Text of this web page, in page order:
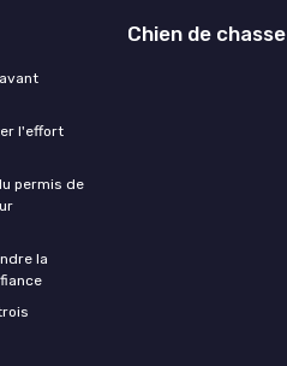
l'effort
permis de
la
Chien de chasse